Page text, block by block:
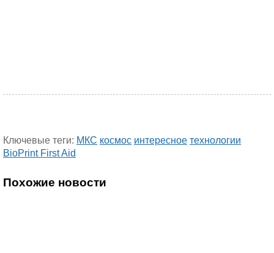
Ключевые теги: МКС космос интересное технологии
BioPrint First Aid
Похожие новости